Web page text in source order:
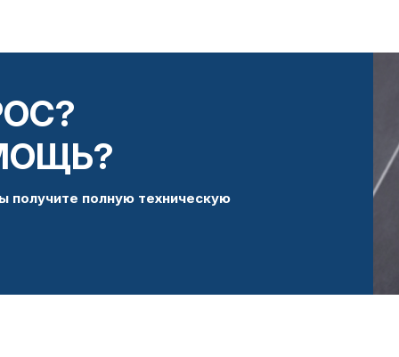
полную техническую